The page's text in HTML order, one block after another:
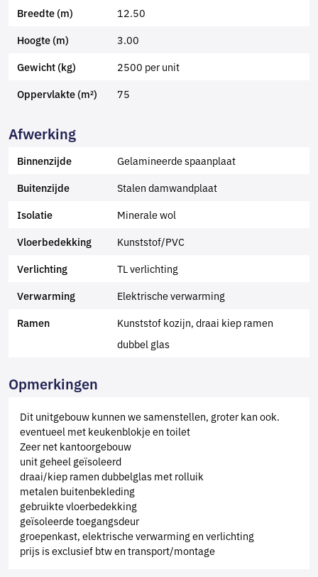
Breedte (m) 12.50
Hoogte (m) 3.00
Gewicht (kg) 2500 per unit
Oppervlakte (m²) 75
Afwerking
Binnenzijde Gelamineerde spaanplaat
Buitenzijde Stalen damwandplaat
Isolatie Minerale wol
Vloerbedekking Kunststof/PVC
Verlichting TL verlichting
Verwarming Elektrische verwarming
Ramen
Kunststof kozijn, draai kiep ramen
dubbel glas
Opmerkingen
Dit unitgebouw kunnen we samenstellen, groter kan ook.
eventueel met keukenblokje en toilet
Zeer net kantoorgebouw
unit geheel geïsoleerd
draai/kiep ramen dubbelglas met rolluik
metalen buitenbekleding
gebruikte vloerbedekking
geïsoleerde toegangsdeur
groepenkast, elektrische verwarming en verlichting
prijs is exclusief btw en transport/montage